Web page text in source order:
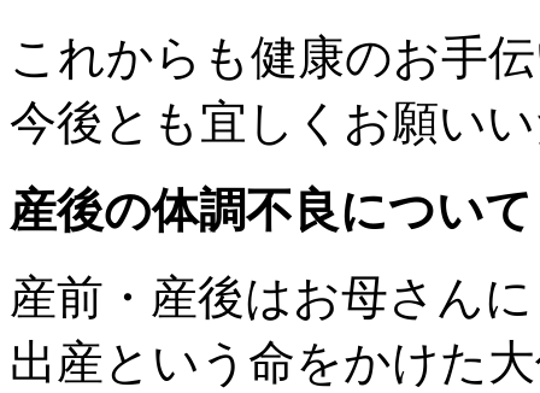
これからも健康のお手
今後とも宜しくお願い
産後の体調不良について
産前・産後はお母さん
出産という命をかけた